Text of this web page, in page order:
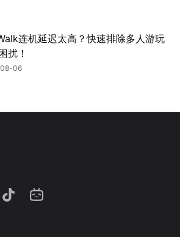
连机延迟太高？快速排除多人游玩
扰！
06